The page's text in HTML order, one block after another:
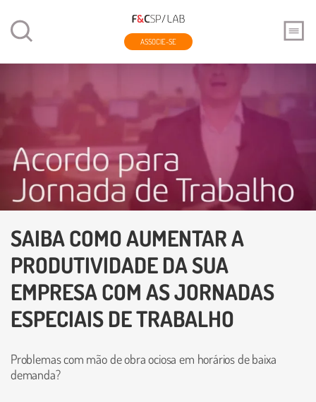
ASSOCIE-SE
SAIBA COMO AUMENTAR A
PRODUTIVIDADE DA SUA
EMPRESA COM AS JORNADAS
ESPECIAIS DE TRABALHO
Problemas com mão de obra ociosa em horários de baixa
demanda?